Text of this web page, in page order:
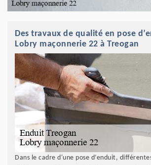
Des travaux de qualité en pose
Lobry maçonnerie 22 à Treogan
Dans le cadre d'une pose d’enduit,